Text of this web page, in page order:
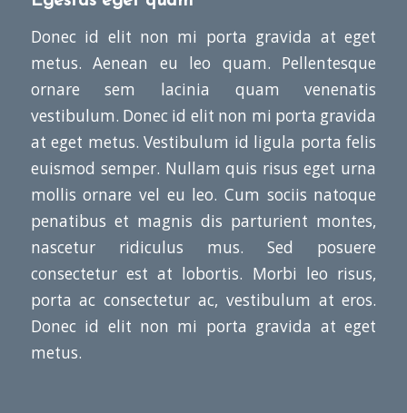
Donec id elit non mi porta gravida at eget
metus. Aenean eu leo quam. Pellentesque
ornare sem lacinia quam venenatis
vestibulum. Donec id elit non mi porta gravida
at eget metus. Vestibulum id ligula porta felis
euismod semper. Nullam quis risus eget urna
mollis ornare vel eu leo. Cum sociis natoque
penatibus et magnis dis parturient montes,
nascetur ridiculus mus. Sed posuere
consectetur est at lobortis. Morbi leo risus,
porta ac consectetur ac, vestibulum at eros.
Donec id elit non mi porta gravida at eget
metus.